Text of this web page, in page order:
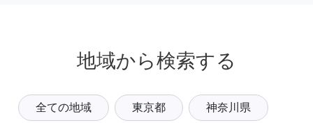
地域から検索する
全ての地域 東京都 神奈川県